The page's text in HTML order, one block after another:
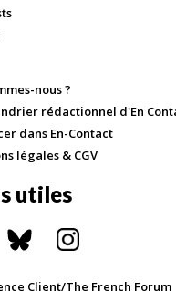
nous ?
rédactionnel d'En
dans En-Contact
légales & CGV
utiles
Client/The French Forum